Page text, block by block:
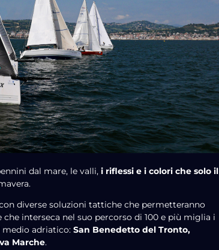
dal mare, le valli, i riflessi e i colori che solo il
diverse soluzioni tattiche che permetteranno
interseca nel suo percorso di 100 e più miglia i
medio adriatico: San Benedetto del Tronto,
Marche.